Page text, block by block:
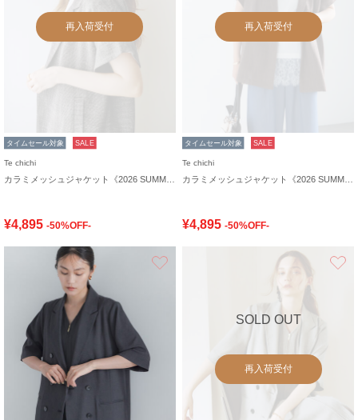
再入荷受付
タイムセール対象 SALE
Te chichi
¥4,895 -50%OFF-
再入荷受付
タイムセール対象 SALE
Te chichi
¥4,895 -50%OFF-
SOLD OUT
再入荷受付